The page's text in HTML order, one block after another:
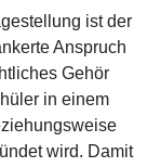
ist der
Anspruch
Gehör
in einem
wird. Damit